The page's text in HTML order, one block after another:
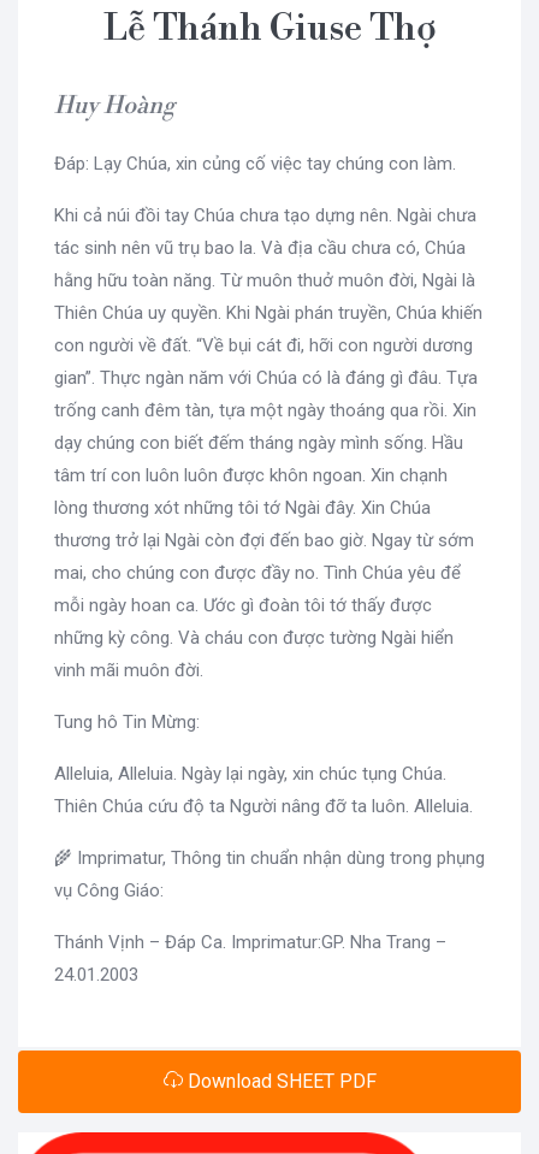
Lễ Thánh Giuse Thợ
Huy Hoàng
Đáp: Lạy Chúa, xin củng cố việc tay chúng con làm.
Khi cả núi đồi tay Chúa chưa tạo dựng nên. Ngài chưa
tác sinh nên vũ trụ bao la. Và địa cầu chưa có, Chúa
hằng hữu toàn năng. Từ muôn thuở muôn đời, Ngài là
Thiên Chúa uy quyền. Khi Ngài phán truyền, Chúa khiến
con người về đất. “Về bụi cát đi, hỡi con người dương
gian”. Thực ngàn năm với Chúa có là đáng gì đâu. Tựa
trống canh đêm tàn, tựa một ngày thoáng qua rồi. Xin
dạy chúng con biết đếm tháng ngày mình sống. Hầu
tâm trí con luôn luôn được khôn ngoan. Xin chạnh
lòng thương xót những tôi tớ Ngài đây. Xin Chúa
thương trở lại Ngài còn đợi đến bao giờ. Ngay từ sớm
mai, cho chúng con được đầy no. Tình Chúa yêu để
mỗi ngày hoan ca. Ước gì đoàn tôi tớ thấy được
những kỳ công. Và cháu con được tường Ngài hiển
vinh mãi muôn đời.
Tung hô Tin Mừng:
Alleluia, Alleluia. Ngày lại ngày, xin chúc tụng Chúa.
Thiên Chúa cứu độ ta Người nâng đỡ ta luôn. Alleluia.
🌾 Imprimatur, Thông tin chuẩn nhận dùng trong phụng
vụ Công Giáo:
Thánh Vịnh – Đáp Ca. Imprimatur:GP. Nha Trang –
24.01.2003
Download SHEET PDF